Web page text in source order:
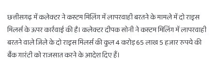
छत्तीसगढ़ में कलेक्टर ने कस्टम मिलिंग में लापरवाही बरतने के मामले में दो राइस
मिलर्स के ऊपर कार्रवाई की है। कलेक्टर दीपक सोनी ने कस्टम मिलिंग में लापरवाही
बरतने वाले जिले के दो राइस मिलर्स की कुल 4 करोड़ 65 लाख 5 हजार रुपये की
बैंक गारंटी को राजसात करने के आदेश दिए हैं।